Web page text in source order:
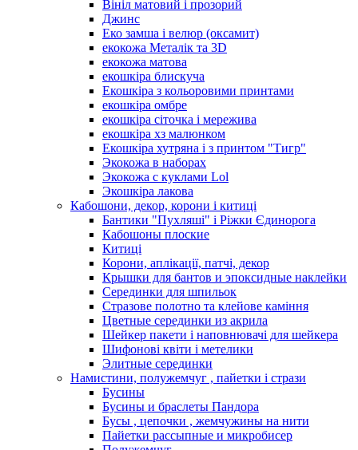
Вініл матовий і прозорий
Джинс
Еко замша і велюр (оксамит)
екокожа Металік та 3D
екокожа матова
екошкіра блискуча
Екошкіра з кольоровими принтами
екошкіра омбре
екошкіра сіточка і мережива
екошкіра хз малюнком
Екошкіра хутряна і з принтом "Тигр"
Экокожа в наборах
Экокожа с куклами Lol
Экошкiра лакова
Кабошони, декор, корони і китиці
Бантики "Пухляші" і Ріжки Єдинорога
Кабошоны плоские
Китиці
Корони, аплікації, патчі, декор
Крышки для бантов и эпоксидные наклейки
Серединки для шпильок
Стразове полотно та клейове каміння
Цветные серединки из акрила
Шейкер пакети і наповнювачі для шейкера
Шифонові квіти і метелики
Элитные серединки
Намистини, полужемчуг , пайетки і стрази
Бусины
Бусины и браслеты Пандора
Бусы , цепочки , жемчужины на нити
Пайетки рассыпные и микробисер